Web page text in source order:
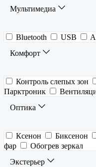
Мультимедиа
Bluetooth USB
Комфорт
Контроль слепых зон
Парктроник
Оптика
Ксенон Биксенон
фар
Обогрев зеркал
Экстерьер